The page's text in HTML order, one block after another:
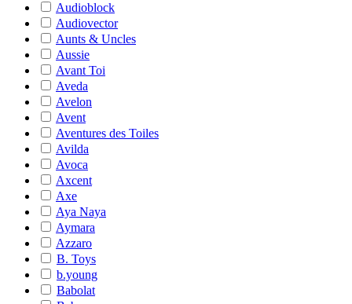
Audioblock
Audiovector
Aunts & Uncles
Aussie
Avant Toi
Aveda
Avelon
Avent
Aventures des Toiles
Avilda
Avoca
Axcent
Axe
Aya Naya
Aymara
Azzaro
B. Toys
b.young
Babolat